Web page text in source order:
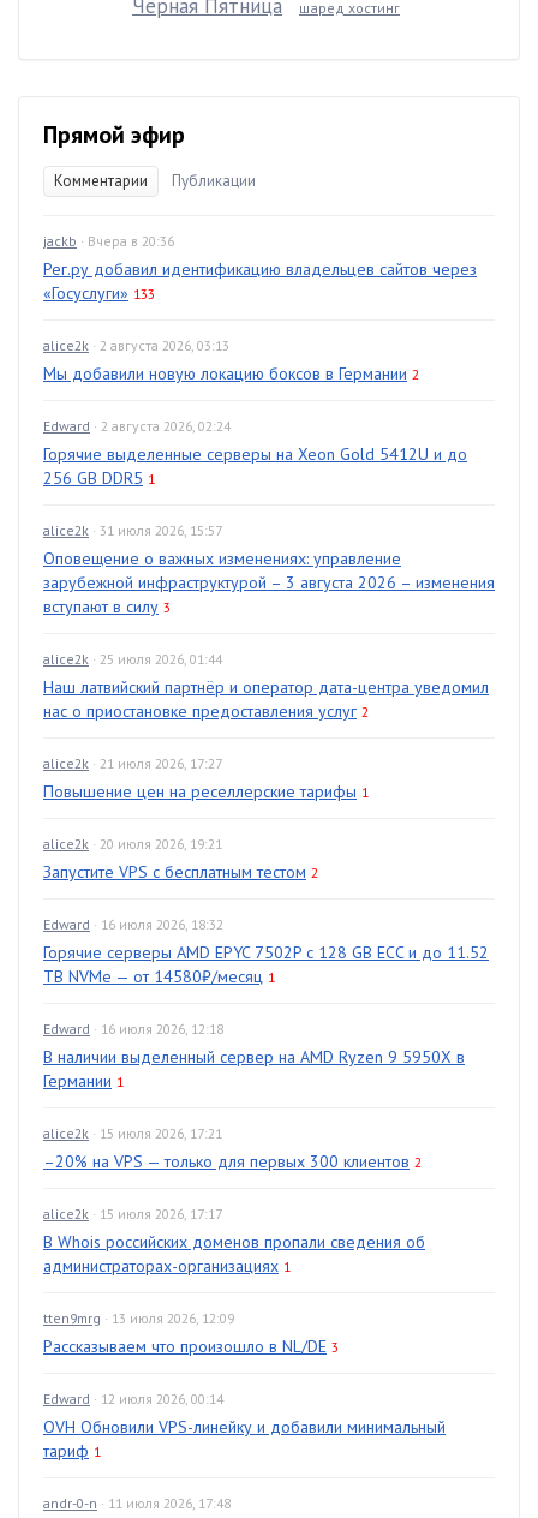
Чёрная Пятница шаред хостинг
Прямой эфир
Комментарии Публикации
jackb · Вчера в 20:36
Рег.ру добавил идентификацию владельцев сайтов через
«Госуслуги» 133
alice2k · 2 августа 2026, 03:13
Мы добавили новую локацию боксов в Германии 2
Edward · 2 августа 2026, 02:24
Горячие выделенные серверы на Xeon Gold 5412U и до
256 GB DDR5 1
alice2k · 31 июля 2026, 15:57
Оповещение о важных изменениях: управление
зарубежной инфраструктурой – 3 августа 2026 – изменения
вступают в силу 3
alice2k · 25 июля 2026, 01:44
Наш латвийский партнёр и оператор дата-центра уведомил
нас о приостановке предоставления услуг 2
alice2k · 21 июля 2026, 17:27
Повышение цен на реселлерские тарифы 1
alice2k · 20 июля 2026, 19:21
Запустите VPS с бесплатным тестом 2
Edward · 16 июля 2026, 18:32
Горячие серверы AMD EPYC 7502P с 128 GB ECC и до 11.52
TB NVMe — от 14580₽/месяц 1
Edward · 16 июля 2026, 12:18
В наличии выделенный сервер на AMD Ryzen 9 5950X в
Германии 1
alice2k · 15 июля 2026, 17:21
–20% на VPS — только для первых 300 клиентов 2
alice2k · 15 июля 2026, 17:17
В Whois российских доменов пропали сведения об
администраторах-организациях 1
tten9mrg · 13 июля 2026, 12:09
Рассказываем что произошло в NL/DE 3
Edward · 12 июля 2026, 00:14
OVH Обновили VPS-линейку и добавили минимальный
тариф 1
andr-0-n · 11 июля 2026, 17:48